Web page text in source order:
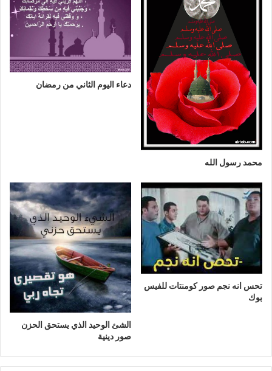
محمد رسول الله
دعاء اليوم الثاني من رمضان
تحس انه نجم صور كومنتات للفيس
بوك
الشئ الوحيد الذي يستحق الحزن
صور دينية